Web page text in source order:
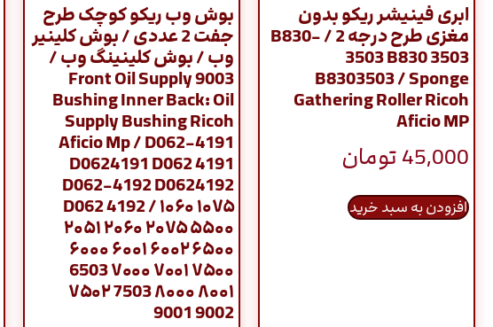
ابری فینیشر ریکو بدون
مغزی طرح درجه 2 / B830-
3503 B830 3503
B8303503 / Sponge
Gathering Roller Ricoh
Aficio MP
45,000تومان
افزودن به سبد خرید
بوش وب ریکو کوچک طرح
جفت 2 عددی / بوش کلینیر
وب / بوش کلینینگ وب /
9003 Front Oil Supply
Bushing Inner Back: Oil
Supply Bushing Ricoh
Aficio Mp / D062-4191
D0624191 D062 4191
D062-4192 D0624192
D062 4192 / ۱۰۶۰ ۱۰۷۵
۲۰۵۱ ۲۰۶۰ ۲۰۷۵ ۵۵۰۰
۶۰۰۰ ۶۰۰۱ ۶۰۰۲ ۶۵۰۰
6503 ۷۰۰۰ ۷۰۰۱ ۷۵۰۰
۷۵۰۲ 7503 ۸۰۰۰ ۸۰۰۱
9001 9002